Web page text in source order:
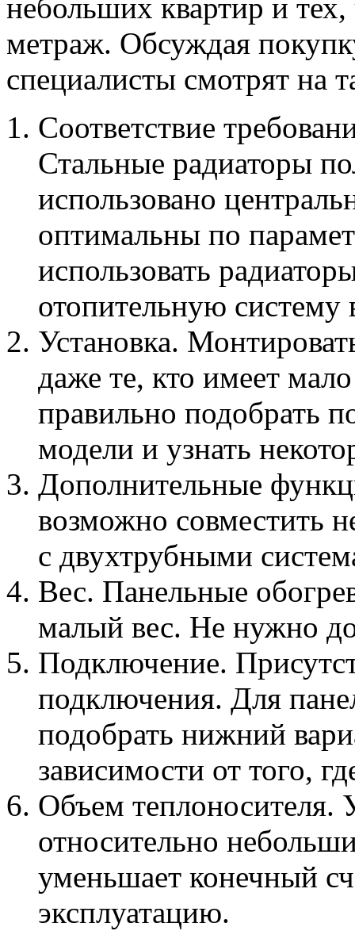
небольших квартир и
метраж. Обсуждая
специалисты смотрят на
Соответствие
Стальные радиаторы
использовано
оптимальны по
использовать
отопительную систему
Установка.
даже те, кто имеет
правильно подобрать
модели и узнать
Дополнительные
возможно совместить
с двухтрубными
Вес. Панельные
малый вес. Не нужно
Подключение.
подключения. Для
подобрать нижний
зависимости от того,
Объем теплоносителя.
относительно
уменьшает конечный
эксплуатацию.